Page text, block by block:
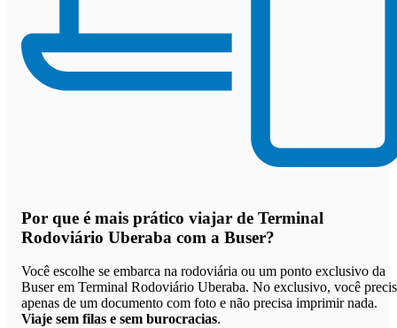
Por que é mais prático viajar de Terminal
Rodoviário Uberaba com a Buser?
Você escolhe se embarca na rodoviária ou um ponto exclusivo da
Buser em Terminal Rodoviário Uberaba. No exclusivo, você
apenas de um documento com foto e não precisa imprimir nada.
Viaje sem filas e sem burocracias.